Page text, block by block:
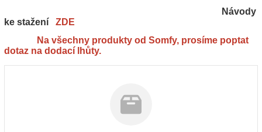
Návody
ke stažení ZDE
Na všechny produkty od Somfy, prosíme poptat
dotaz na dodací lhůty.